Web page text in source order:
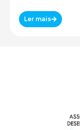
Ler mais